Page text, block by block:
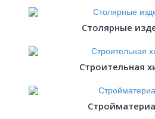
Столярные
Строительная